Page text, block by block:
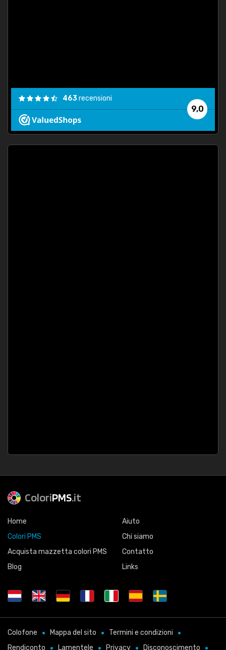
9,0
463recensioni
ColoriPMS.it
Home
Colori PMS
Acquista mazzetta colori PMS
Blog
Aiuto
Chi siamo
Contatto
Links
Colofone Mappa del sito
Termini e condizioni
Rendiconto
Lamentele Privacy Disconoscimento